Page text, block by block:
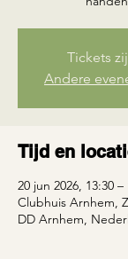
Tickets
Andere
Tijd en
20 jun 2026, 13:30 –
Clubhuis Arnhem,
DD Arnhem,